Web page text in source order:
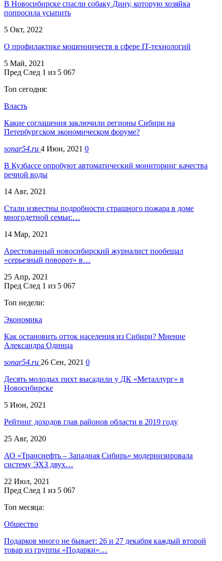
В Новосибирске спасли собаку Дину, которую хозяйка
попросила усыпить
5 Окт, 2022
О профилактике мошенничеств в сфере IT-технологий
5 Май, 2021
Пред След 1 из 5 067
Топ сегодня:
Власть
Какие соглашения заключили регионы Сибири на
Петербургском экономическом форуме?
sonar54.ru 4 Июн, 2021 0
В Кузбассе опробуют автоматический мониторинг качества
речной воды
14 Авг, 2021
Стали известны подробности страшного пожара в доме
многодетной семьи:…
14 Мар, 2021
Арестованный новосибирский журналист пообещал
«серьезный поворот» в…
25 Апр, 2021
Пред След 1 из 5 067
Топ недели:
Экономика
Как остановить отток населения из Сибири? Мнение
Александра Одинца
sonar54.ru 26 Сен, 2021 0
Десять молодых пихт высадили у ДК «Металлург» в
Новосибирске
5 Июн, 2021
Рейтинг доходов глав районов области в 2019 году
25 Авг, 2020
АО «Транснефть – Западная Сибирь» модернизировала
систему ЭХЗ двух…
22 Июл, 2021
Пред След 1 из 5 067
Топ месяца:
Общество
Подарков много не бывает: 26 и 27 декабря каждый второй
товар из группы «Подарки»…